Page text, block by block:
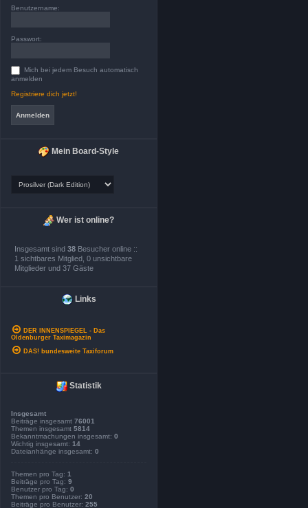
Benutzername:
Passwort:
Mich bei jedem Besuch automatisch
anmelden
Registriere dich jetzt!
Mein Board-Style
Wer ist online?
Insgesamt sind 38 Besucher online ::
1 sichtbares Mitglied, 0 unsichtbare
Mitglieder und 37 Gäste
Links
DER INNENSPIEGEL - Das
Oldenburger Taximagazin
DAS! bundesweite Taxiforum
Statistik
Insgesamt
Beiträge insgesamt 76001
Themen insgesamt 5814
Bekanntmachungen insgesamt: 0
Wichtig insgesamt: 14
Dateianhänge insgesamt: 0
Themen pro Tag: 1
Beiträge pro Tag: 9
Benutzer pro Tag: 0
Themen pro Benutzer: 20
Beiträge pro Benutzer: 255